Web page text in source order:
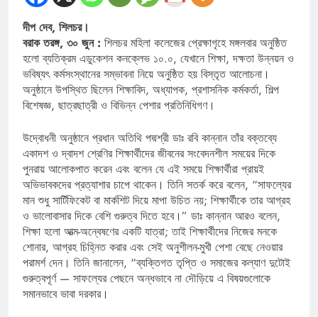
দীপ দেব, শিলচর।
বরাক তরঙ্গ, ৩০ জুন : শিলচর মহিলা কলেজের প্রেক্ষাগৃহে মঙ্গলবার অনুষ্ঠিত
হলো ব্যতিক্রম এডুকেশন কনক্লেভ ১০.০, যেখানে শিক্ষা, দক্ষতা উন্নয়ন ও
ভবিষ্যৎ কর্মসংস্থানের সম্ভাবনা নিয়ে অনুষ্ঠিত হয় বিস্তৃত আলোচনা।
অনুষ্ঠানে উপস্থিত ছিলেন শিক্ষাবিদ, অধ্যাপক, প্রশাসনিক কর্মকর্তা, শিল্প
বিশেষজ্ঞ, ছাত্রছাত্রী ও বিভিন্ন পেশার প্রতিনিধিগণ।
উদ্বোধনী অনুষ্ঠানে প্রধান অতিথি পদ্মশ্রী ডাঃ রবি কান্নান তাঁর বক্তব্যে
একাদশ ও দ্বাদশ শ্রেণির শিক্ষার্থীদের জীবনের সংবেদনশীল সময়ের দিকে
পুনরায় আলোকপাত করেন এবং বলেন যে এই সময়ে শিক্ষার্থীরা প্রায়ই
অভিভাবকদের প্রত্যাশার চাপে থাকেন। তিনি সতর্ক করে বলেন, “সাফল্যের
মান শুধু সার্টিফিকেট বা মার্কশিট দিয়ে মাপা উচিত নয়; শিক্ষার্থীকে তার আগ্রহ
ও ভালোবাসার দিকে বেশি গুরুত্ব দিতে হবে।” ডাঃ কান্নান আরও বলেন,
শিক্ষা হলো আত্ম-অন্বেষণের একটি যাত্রা; তাই শিক্ষার্থীদের নিজের মনকে
শোনার, আগ্রহ চিহ্নিত করার এবং সেই অনুশীলন-মুখী পেশা বেছে নেওয়ার
পরামর্শ দেন। তিনি জানালেন, “ব্যক্তিগত তৃপ্তি ও সমাজের কল্যাণ দুটোই
গুরুত্বপূর্ণ — সাফল্যের পেছনে অন্ধভাবে না দৌড়িয়ে এ বিষয়গুলোকে
সমানভাবে ভাবা দরকার।